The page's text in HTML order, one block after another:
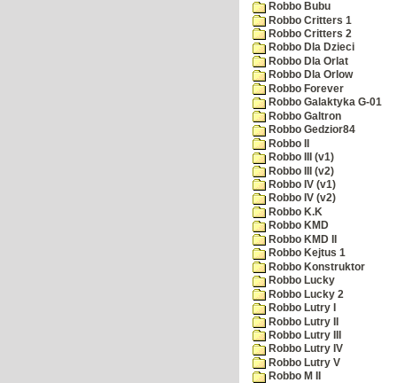
Robbo Bubu
Robbo Critters 1
Robbo Critters 2
Robbo Dla Dzieci
Robbo Dla Orlat
Robbo Dla Orlow
Robbo Forever
Robbo Galaktyka G-01
Robbo Galtron
Robbo Gedzior84
Robbo II
Robbo III (v1)
Robbo III (v2)
Robbo IV (v1)
Robbo IV (v2)
Robbo K.K
Robbo KMD
Robbo KMD II
Robbo Kejtus 1
Robbo Konstruktor
Robbo Lucky
Robbo Lucky 2
Robbo Lutry I
Robbo Lutry II
Robbo Lutry III
Robbo Lutry IV
Robbo Lutry V
Robbo M II